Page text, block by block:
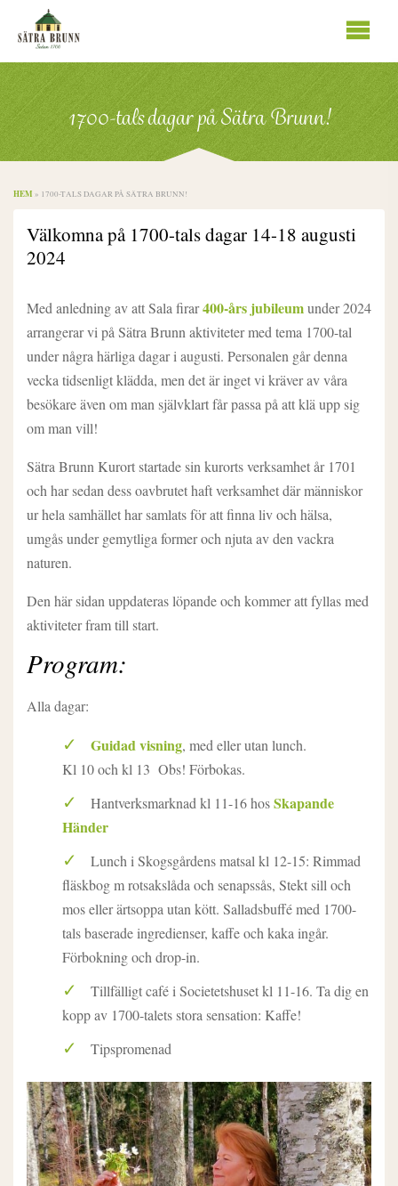
Se
innhold
1700-tals dagar på Sätra Brunn!
HEM » 1700-TALS DAGAR PÅ SÄTRA BRUNN!
Välkomna på 1700-tals dagar 14-18 augusti
2024
Med anledning av att Sala firar400-års jubileumunder 2024
arrangerar vi på Sätra Brunn aktiviteter med tema 1700-tal
under några härliga dagar i augusti. Personalen går denna
vecka tidsenligt klädda, men det är inget vi kräver av våra
besökare även om man självklart får passa på att klä upp sig
om man vill!
Sätra Brunn Kurort startade sin kurorts verksamhet år 1701
och har sedan dess oavbrutet haft verksamhet där människor
ur hela samhället har samlats för att finna liv och hälsa,
umgås under gemytliga former och njuta av den vackra
naturen.
Den här sidan uppdateras löpande och kommer att fyllas med
aktiviteter fram till start.
Program:
Alla dagar:
Guidad visning, med eller utan lunch.
Kl 10 och kl 13 Obs! Förbokas.
Hantverksmarknad kl 11-16 hosSkapande
Händer
Lunch i Skogsgårdens matsal kl 12-15: Rimmad
fläskbog m rotsakslåda och senapssås, Stekt sill och
mos eller ärtsoppa utan kött. Salladsbuffé med 1700-
tals baserade ingredienser, kaffe och kaka ingår.
Förbokning och drop-in.
Tillfälligt café i Societetshuset kl 11-16. Ta dig en
kopp av 1700-talets stora sensation: Kaffe!
Tipspromenad